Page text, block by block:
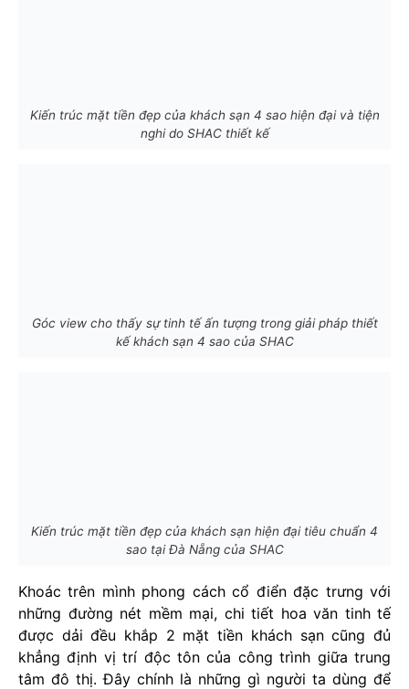
Kiến trúc mặt tiền đẹp của khách sạn 4 sao hiện đại và tiện
nghi do SHAC thiết kế
Góc view cho thấy sự tinh tế ấn tượng trong giải pháp thiết
kế khách sạn 4 sao của SHAC
Kiến trúc mặt tiền đẹp của khách sạn hiện đại tiêu chuẩn 4
sao tại Đà Nẵng của SHAC
Khoác trên mình phong cách cổ điển đặc trưng với
những đường nét mềm mại, chi tiết hoa văn tinh tế
được dải đều khắp 2 mặt tiền khách sạn cũng đủ
khẳng định vị trí độc tôn của công trình giữa trung
tâm đô thị. Đây chính là những gì người ta dùng để